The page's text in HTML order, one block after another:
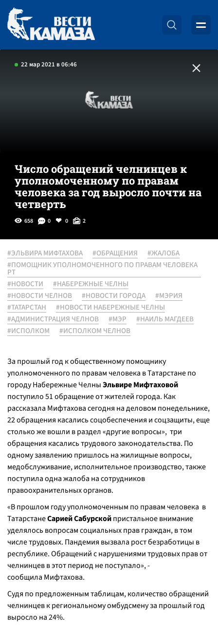
22 мар 2021 в 06:46
Число обращений челнинцев к
уполномоченному по правам
человека за год выросло почти на
четверть
658 0 0 2
#ЭЛЬВИРА МИФТАХОВА #ОБРАЩЕНИЯ
#ЖАЛОБА
#ПОМОЩНИК УПОЛНОМОЧЕННОГО ПО ПРАВАМ ЧЕЛОВЕКА
РТ
#НОВОСТИ
#НАБЕРЕЖНЫЕ ЧЕЛНЫ
#НОВОСТИ ЧЕЛНОВ
#НОВОСТИ ГОРОДА
#МЭРИЯ
#ТАТАРСТАН
#НОВОСТИ НАБЕРЕЖНЫЕ ЧЕЛНЫ
#АДМИНИСТРАЦИЯ ЧЕЛНОВ
#МЭР
#НАИЛЬ МАГДЕЕВ
#ИСПОЛКОМ
#ИСПОЛКОМ ЧЕЛНОВ
За прошлый год к общественному помощнику
уполномоченного по правам человека в Татарстане по
городу Набережные ЧелныЭльвире Мифтаховой
поступило 51 обращение от жителей города. Как
рассказала Мифтахова сегодня на деловом понедельнике,
22 обращения касались соцобеспечения и соцзащиты, еще
столько же вошли в раздел «другие вопросы», три
обращения касались трудового законодательства. По
одному заявлению пришлось на жилищные вопросы,
медобслуживание, исполнительное производство, также
поступила одна жалоба на сотрудников
правоохранительных органов.
«В прошлом году уполномоченным по правам человека в
ТатарстанеСарией Сабурскойпристальное внимание
уделялось вопросам социальных прав граждан, в том
числе трудовых. Пандемия вызвала рост безработицы в
республике. Обращений с нарушениями трудовых прав от
челнинцев в этот период не поступало», -
сообщила Мифтахова.
Судя по предложенным таблицам, количество обращений
челнинцев к региональному омбудсмену за прошлый год
выросло на 24%.